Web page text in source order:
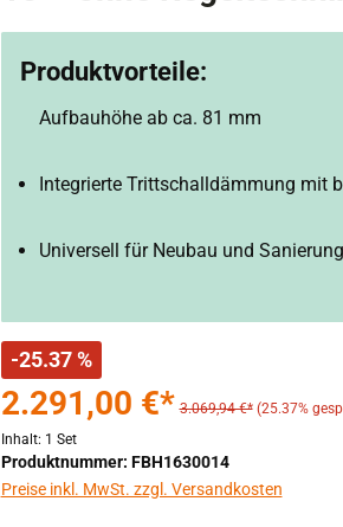
Produktvorteile:
Aufbauhöhe ab ca. 81 mm
Integrierte Trittschalldämmung mit
Universell für Neubau und
-25.37 %
2.291,00 €* 3.069,94 €* (25.37%
Inhalt: 1 Set
Produktnummer: FBH1630014
Preise inkl. MwSt. zzgl. Versandkosten